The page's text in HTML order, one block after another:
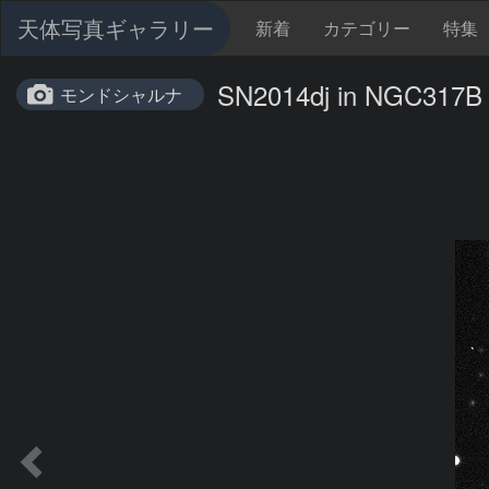
天体写真ギャラリー 新着 カテゴリー 特集
モンドシャルナ SN2014dj in NGC317B